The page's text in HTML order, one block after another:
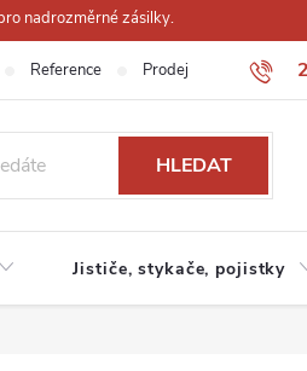
nadrozměrné zásilky.
Reference Prodejna
HLEDAT
Jističe, stykače, pojistky